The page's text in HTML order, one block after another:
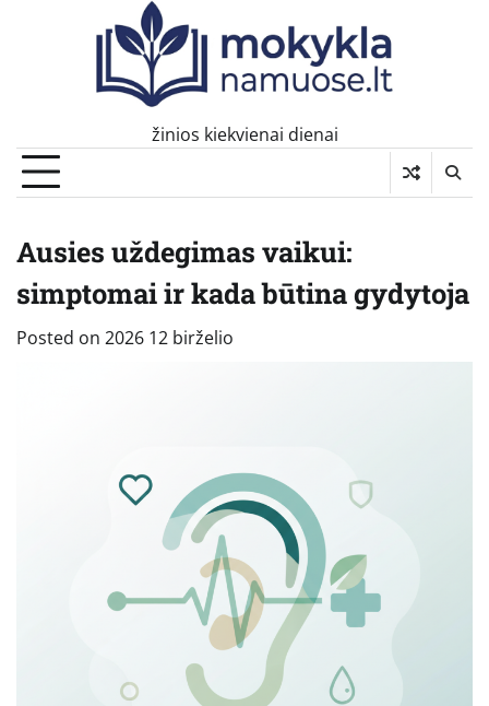
žinios kiekvienai dienai
Ausies uždegimas vaikui:
simptomai ir kada būtina gydytoja
Posted on 2026 12 birželio